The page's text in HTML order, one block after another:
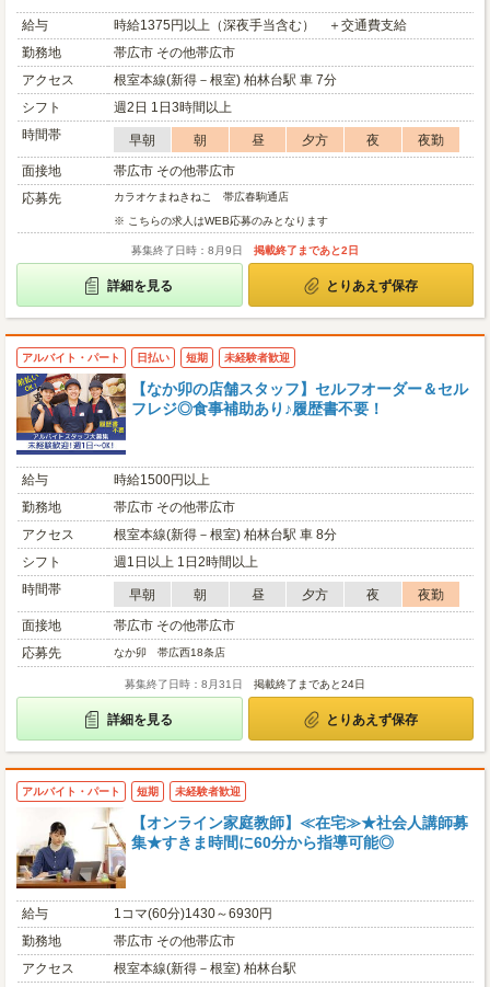
給与
時給1375円以上（深夜手当含む） ＋交通費支給
勤務地
帯広市 その他帯広市
アクセス
根室本線(新得－根室) 柏林台駅 車 7分
シフト
週2日 1日3時間以上
時間帯
早朝 朝 昼 夕方 夜
夜勤
面接地
帯広市 その他帯広市
応募先
カラオケまねきねこ 帯広春駒通店
※ こちらの求人はWEB応募のみとなります
募集終了日時：8月9日 掲載終了まであと2日
詳細を見る とりあえず保存
アルバイト・パート 日払い 短期 未経験者歓迎
【なか卯の店舗スタッフ】セルフオーダー＆セル
フレジ◎食事補助あり♪履歴書不要！
給与
時給1500円以上
勤務地
帯広市 その他帯広市
アクセス
根室本線(新得－根室) 柏林台駅 車 8分
シフト
週1日以上 1日2時間以上
時間帯
早朝 朝 昼 夕方 夜
夜勤
面接地
帯広市 その他帯広市
応募先
なか卯 帯広西18条店
募集終了日時：8月31日 掲載終了まであと24日
詳細を見る とりあえず保存
アルバイト・パート 短期 未経験者歓迎
【オンライン家庭教師】≪在宅≫★社会人講師募
集★すきま時間に60分から指導可能◎
給与
1コマ(60分)1430～6930円
勤務地
帯広市 その他帯広市
アクセス
根室本線(新得－根室) 柏林台駅